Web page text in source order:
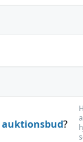
auktionsbud?